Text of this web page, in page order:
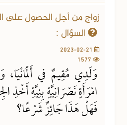
زواج من أجل الحصول على
السؤال :
وَلَدِي مُقِيمٌ في
امْرَأَةٍ نَصْرَانِيَّةٍ بِنِيَّةِ أَخْذِ
فَهَلْ هَذَا جَائِزٌ شَرْعًا؟